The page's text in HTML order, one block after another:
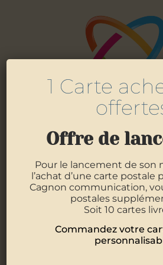
4 Allée des Mouettes
06 07 09 89
02 97 29 05
1 Carte
Offre de
Pour le lancement de son
l’achat d’une carte postale
Cagnon communication,
postales
Soit 10 cartes
Commandez votre